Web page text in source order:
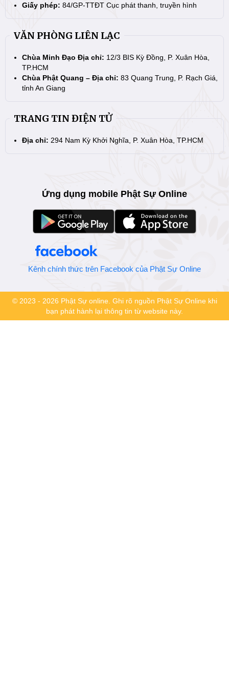
Giấy phép: 84/GP-TTĐT Cục phát thanh, truyền hình
VĂN PHÒNG LIÊN LẠC
Chùa Minh Đạo Địa chỉ: 12/3 BIS Kỳ Đồng, P. Xuân Hòa,
TP.HCM
Chùa Phật Quang – Địa chỉ: 83 Quang Trung, P. Rạch Giá,
tỉnh An Giang
TRANG TIN ĐIỆN TỬ
Địa chỉ: 294 Nam Kỳ Khởi Nghĩa, P. Xuân Hòa, TP.HCM
Ứng dụng mobile Phật Sự Online
Kênh chính thức trên Facebook của Phật Sự Online
© 2023 - 2026 Phật Sự online. Ghi rõ nguồn Phật Sự Online khi
bạn phát hành lại thông tin từ website này.